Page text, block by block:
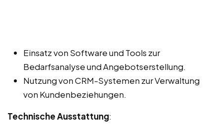
Einsatz von Software und Tools zur
Bedarfsanalyse und Angebotserstellung.
Nutzung von CRM-Systemen zur Verwaltung
von Kundenbeziehungen.
Technische Ausstattung: